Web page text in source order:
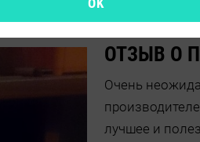
ОТЗЫВ О
Очень
лучшее и
OK